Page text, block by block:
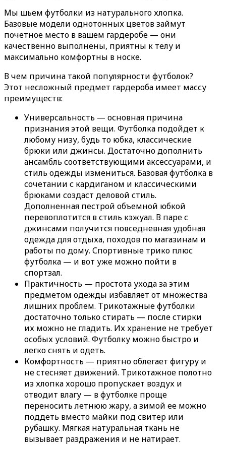
Мы шьем футболки из натурального хлопка.
Базовые модели однотонных цветов займут
почетное место в вашем гардеробе — они
качественно выполнены, приятны к телу и
максимально комфортны в носке.
В чем причина такой популярности футболок?
Этот несложный предмет гардероба имеет массу
преимуществ:
Универсальность — основная причина
признания этой вещи. Футболка подойдет к
любому низу, будь то юбка, классические
брюки или джинсы. Достаточно дополнить
ансамбль соответствующими аксессуарами, и
стиль одежды измениться. Базовая футболка в
сочетании с кардиганом и классическими
брюками создаст деловой стиль.
Дополненная пестрой объемной юбкой
перевоплотится в стиль кэжуал. В паре с
джинсами получится повседневная удобная
одежда для отдыха, походов по магазинам и
работы по дому. Спортивные трико плюс
футболка — и вот уже можно пойти в
спортзал.
Практичность — простота ухода за этим
предметом одежды избавляет от множества
лишних проблем. Трикотажные футболки
достаточно только стирать — после стирки
их можно не гладить. Их хранение не требует
особых условий. Футболку можно быстро и
легко снять и одеть.
Комфортность — приятно облегает фигуру и
не стесняет движений. Трикотажное полотно
из хлопка хорошо пропускает воздух и
отводит влагу — в футболке проще
переносить летнюю жару, а зимой ее можно
поддеть вместо майки под свитер или
рубашку. Мягкая натуральная ткань не
вызывает раздражения и не натирает.